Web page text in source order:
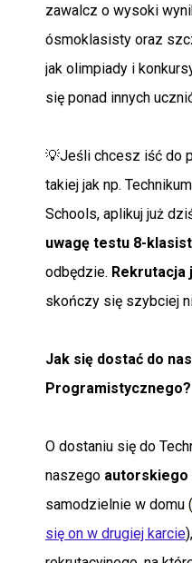
zawalcz o wysoki
ósmoklasisty oraz
jak olimpiady i
się ponad innych
💡Jeśli chcesz iść do
takiej jak np.
Schools, aplikuj już
uwagę testu 8-
odbędzie. Rekrutacja
skończy się szybciej
Jak się dostać do
Programistycznego?
O dostaniu się do
naszego
samodzielnie w domu (
się on w drugiej karcie